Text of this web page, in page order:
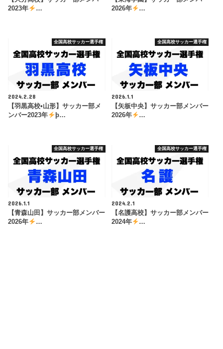
2023年
…
2026年
…
全国高校サッカー選手権
2024.2.28
【羽黒高校•山形】サッカー部メ
ンバー2023年
þ…
全国高校サッカー選手権
2026.1.1
【矢板中央】サッカー部メンバー
2026年
…
全国高校サッカー選手権
2026.1.1
【青森山田】サッカー部メンバー
2026年
…
全国高校サッカー選手権
2024.2.1
【名護高校】サッカー部メンバー
2024年
…